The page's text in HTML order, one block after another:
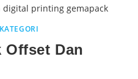
Offset Dan